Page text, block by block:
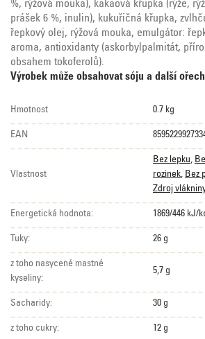
%, rýžová mouka), kakaová křupka (rýže,
prášek 6 %, inulin), kukuřičná křupka,
řepkový olej, rýžová mouka, emulgátor:
aroma, antioxidanty (askorbylpalmitát,
obsahem tokoferolů).
Výrobek může obsahovat sóju a další
Hmotnost 0.7 kg
EAN
Vlastnost
Bez lepku,
rozinek, Bez
Zdroj
Energetická hodnota: 1869/446 kJ/
Tuky: 26 g
z toho nasycené mastné
kyseliny:
5,7 g
Sacharidy: 30 g
z toho cukry: 12 g